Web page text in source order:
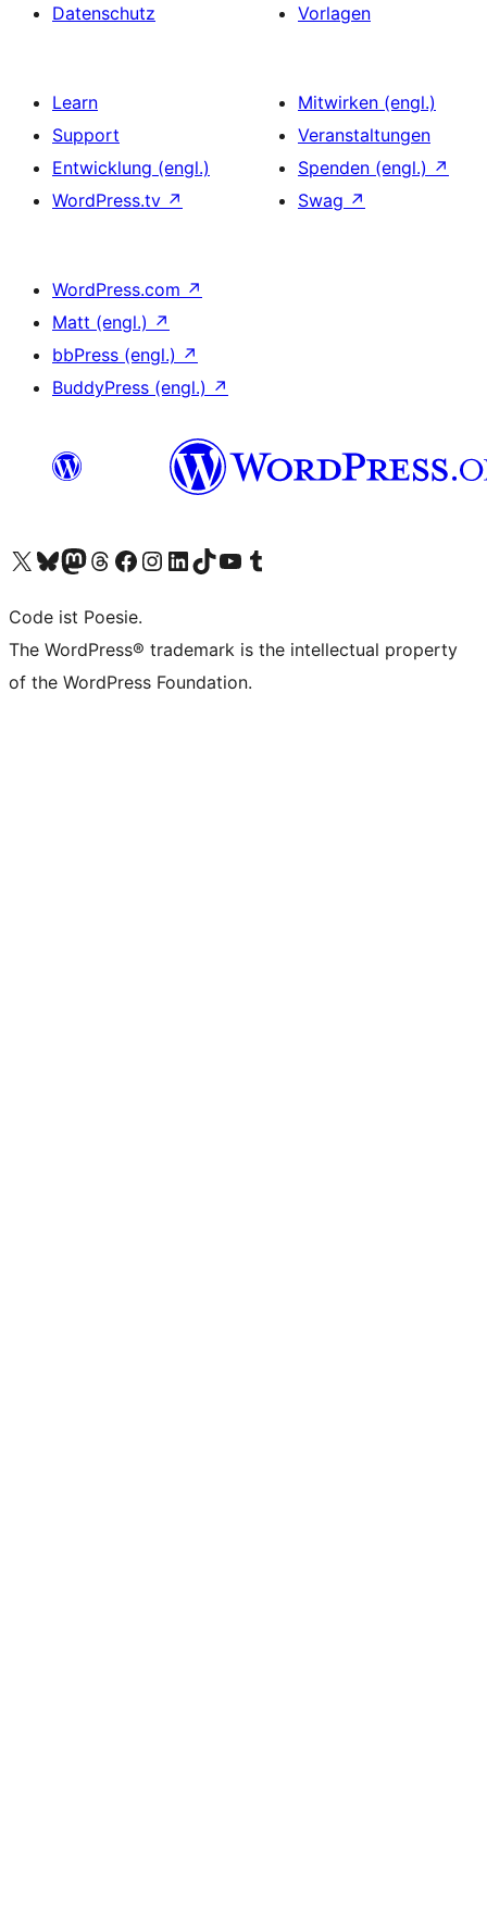
Datenschutz
Vorlagen
Learn
Support
Entwicklung (engl.)
WordPress.tv ↗
Mitwirken (engl.)
Veranstaltungen
Spenden (engl.) ↗
Swag ↗
WordPress.com ↗
Matt (engl.) ↗
bbPress (engl.) ↗
BuddyPress (engl.) ↗
Unser X-Konto (früher Twitter) besuchen
Unser Bluesky-Konto besuchen
Unser Mastodon-Konto besuchen
Unser Threads-Konto besuchen
Unsere Facebook-Seite besuchen
Unser Instagram-Konto besuchen
Unser LinkedIn-Konto besuchen
Unser TikTok-Konto besuchen
Unseren YouTube-Kanal besuchen
Unser Tumblr-Konto besuchen
Code ist Poesie.
The WordPress® trademark is the intellectual property
of the WordPress Foundation.